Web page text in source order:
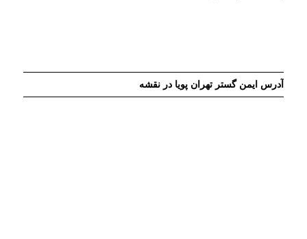
آدرس ایمن گستر تهران پویا در نقشه